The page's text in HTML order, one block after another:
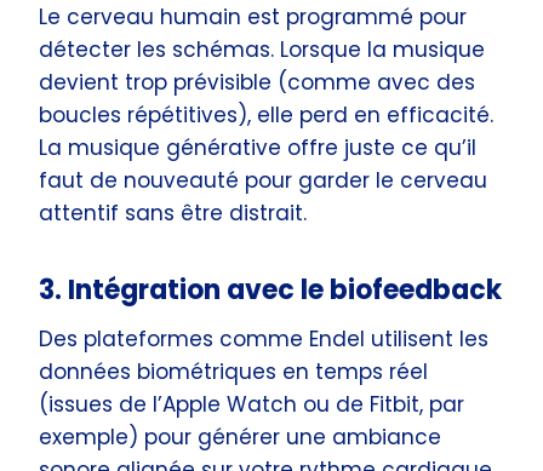
Le cerveau humain est programmé pour
détecter les schémas. Lorsque la musique
devient trop prévisible (comme avec des
boucles répétitives), elle perd en efficacité.
La musique générative offre juste ce qu’il
faut de nouveauté pour garder le cerveau
attentif sans être distrait.
3. Intégration avec le biofeedback
Des plateformes comme Endel utilisent les
données biométriques en temps réel
(issues de l’Apple Watch ou de Fitbit, par
exemple) pour générer une ambiance